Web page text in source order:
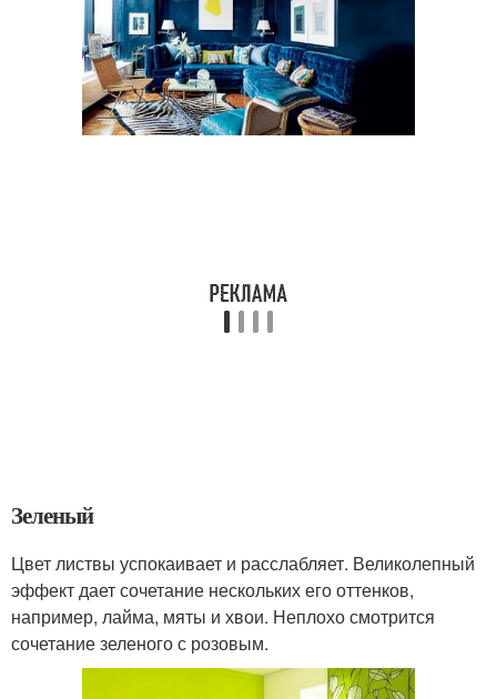
Зеленый
Цвет листвы успокаивает и расслабляет. Великолепный
эффект дает сочетание нескольких его оттенков,
например, лайма, мяты и хвои. Неплохо смотрится
сочетание зеленого с розовым.